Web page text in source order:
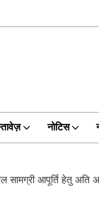
नोटिस
आपूर्ति हेतु अति